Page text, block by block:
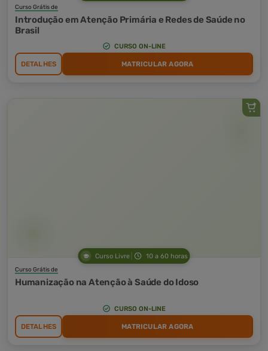
Curso Grátis de
Introdução em Atenção Primária e Redes de Saúde no
Brasil
CURSO ON-LINE
DETALHES MATRICULAR AGORA
Curso Livre 10 a 60 horas
Curso Grátis de
Humanização na Atenção à Saúde do Idoso
CURSO ON-LINE
DETALHES MATRICULAR AGORA